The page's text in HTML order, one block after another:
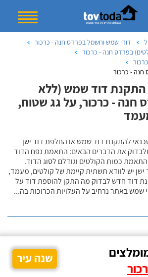
דודי שמש וחשמל בפרדס חנה - כרכור
בפרדס חנה - כרכור
- כרכור
התקנת דוד שמש (ללא
חנה - כרכור, על גג שטוח,
להתקנת דוד שמש או החלפת דוד ישן
את הדברים הבאים: התאמת נפח הדוד
כמות הקולטים וגודלם לסוג הדוד.
יש לוודא תשתית קיימת של קולטים, מעמד,
דוד חדש לבדוק מה התקן להוספת דוד על
שמש באתר נרחיב על העלויות הכרוכות בה...
שנה עיר